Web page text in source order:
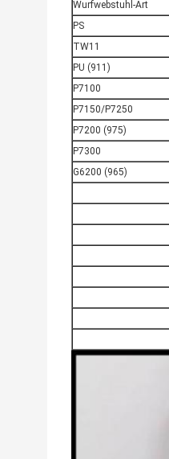
Wurfwebstuhl-Art
PS
TW11
PU (911)
P7100
P7150/P7250
P7200 (975)
P7300
G6200 (965)